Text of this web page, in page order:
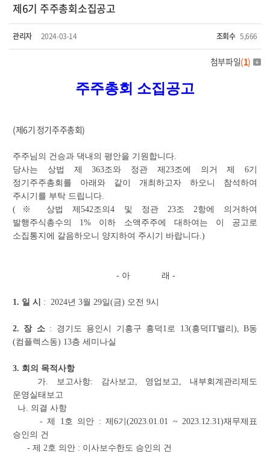
제6기 주주총회소집공고
관리자 2024-03-14 조회수 5,666
첨부파일(1)
주주총회 소집공고
(제6기 정기주주총회)
주주님의 건승과 댁내의 평안을 기원합니다.
당사는 상법 제 363조와 정관 제23조에 의거 제 6기
정기주주총회를 아래와 같이 개최하고자 하오니 참석하여
주시기를 부탁 드립니다.
(※ 상법 제542조의4 및 정관 23조 2항에 의거하여
발행주식총수의 1% 이하 소액주주에 대하여는 이 공고로
소집통지에 갈음하오니 양지하여 주시기 바랍니다.)
- 아 래 -
1. 일 시 : 2024년 3월 29일(금) 오전 9시
2. 장 소 : 경기도 용인시 기흥구 흥덕1로 13(흥덕IT밸리), B동
(컴플렉스동) 13층 세미나실
3. 회의 목적사항
가. 보고사항: 감사보고, 영업보고, 내부회계관리제도
운영실태보고
나. 의결 사항
- 제 1호 의안 : 제6기(2023.01.01 ~ 2023.12.31)재무제표
승인의 건
- 제 2호 의안 : 이사보수한도 승인의 건